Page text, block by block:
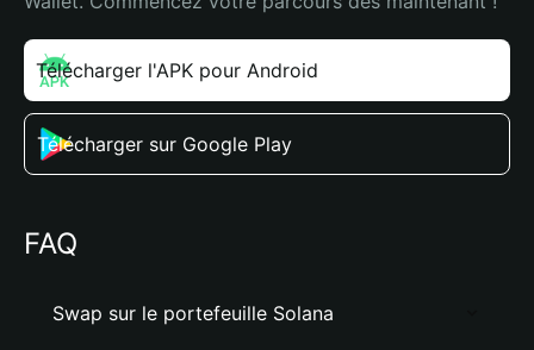
Télécharger l'APK pour Android
Télécharger sur Google Play
FAQ
Swap sur le portefeuille Solana